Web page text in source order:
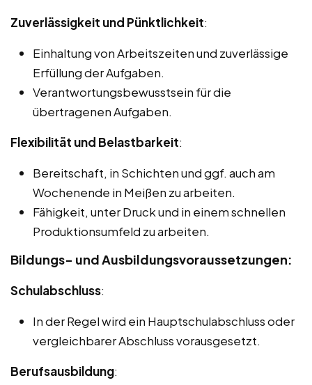
Zuverlässigkeit und Pünktlichkeit:
Einhaltung von Arbeitszeiten und zuverlässige
Erfüllung der Aufgaben.
Verantwortungsbewusstsein für die
übertragenen Aufgaben.
Flexibilität und Belastbarkeit:
Bereitschaft, in Schichten und ggf. auch am
Wochenende in Meißen zu arbeiten.
Fähigkeit, unter Druck und in einem schnellen
Produktionsumfeld zu arbeiten.
Bildungs- und Ausbildungsvoraussetzungen:
Schulabschluss:
In der Regel wird ein Hauptschulabschluss oder
vergleichbarer Abschluss vorausgesetzt.
Berufsausbildung: